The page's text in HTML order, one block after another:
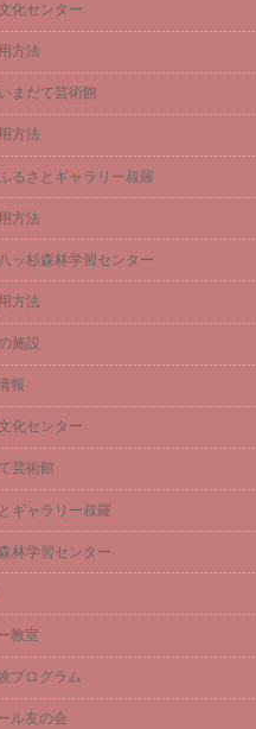
化センター
方法
まだて芸術館
方法
るさとギャラリー叔羅
方法
ッ杉森林学習センター
方法
施設
報
化センター
芸術館
ギャラリー叔羅
林学習センター
教室
プログラム
ル友の会